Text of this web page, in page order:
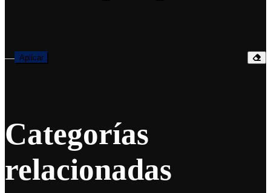
— Aplicar
Categorías
relacionadas